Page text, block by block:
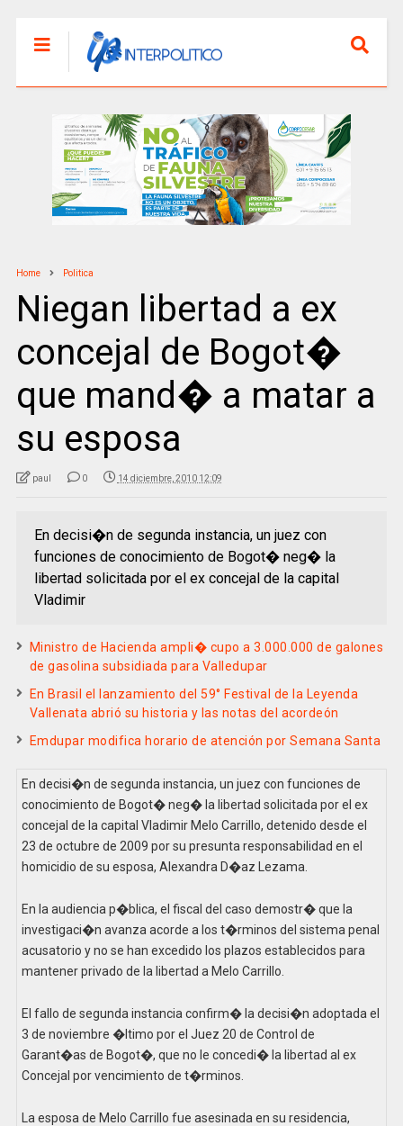
Home Politica
Niegan libertad a ex
concejal de Bogot�
que mand� a matar a
su esposa
paul 0 14 diciembre, 2010 12:09
En decisi�n de segunda instancia, un juez con
funciones de conocimiento de Bogot� neg� la
libertad solicitada por el ex concejal de la capital
Vladimir
Ministro de Hacienda ampli� cupo a 3.000.000 de galones
de gasolina subsidiada para Valledupar
En Brasil el lanzamiento del 59° Festival de la Leyenda
Vallenata abrió su historia y las notas del acordeón
Emdupar modifica horario de atención por Semana Santa
En decisi�n de segunda instancia, un juez con funciones de
conocimiento de Bogot� neg� la libertad solicitada por el ex
concejal de la capital Vladimir Melo Carrillo, detenido desde el
23 de octubre de 2009 por su presunta responsabilidad en el
homicidio de su esposa, Alexandra D�az Lezama.
En la audiencia p�blica, el fiscal del caso demostr� que la
investigaci�n avanza acorde a los t�rminos del sistema penal
acusatorio y no se han excedido los plazos establecidos para
mantener privado de la libertad a Melo Carrillo.
El fallo de segunda instancia confirm� la decisi�n adoptada el
3 de noviembre �ltimo por el Juez 20 de Control de
Garant�as de Bogot�, que no le concedi� la libertad al ex
Concejal por vencimiento de t�rminos.
La esposa de Melo Carrillo fue asesinada en su residencia,